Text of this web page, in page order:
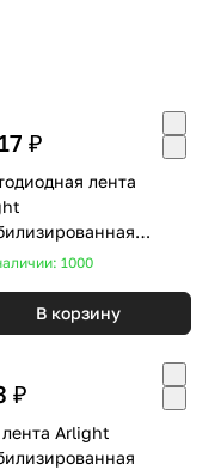
₽
лента
1000
В корзину
₽
лента Arlight